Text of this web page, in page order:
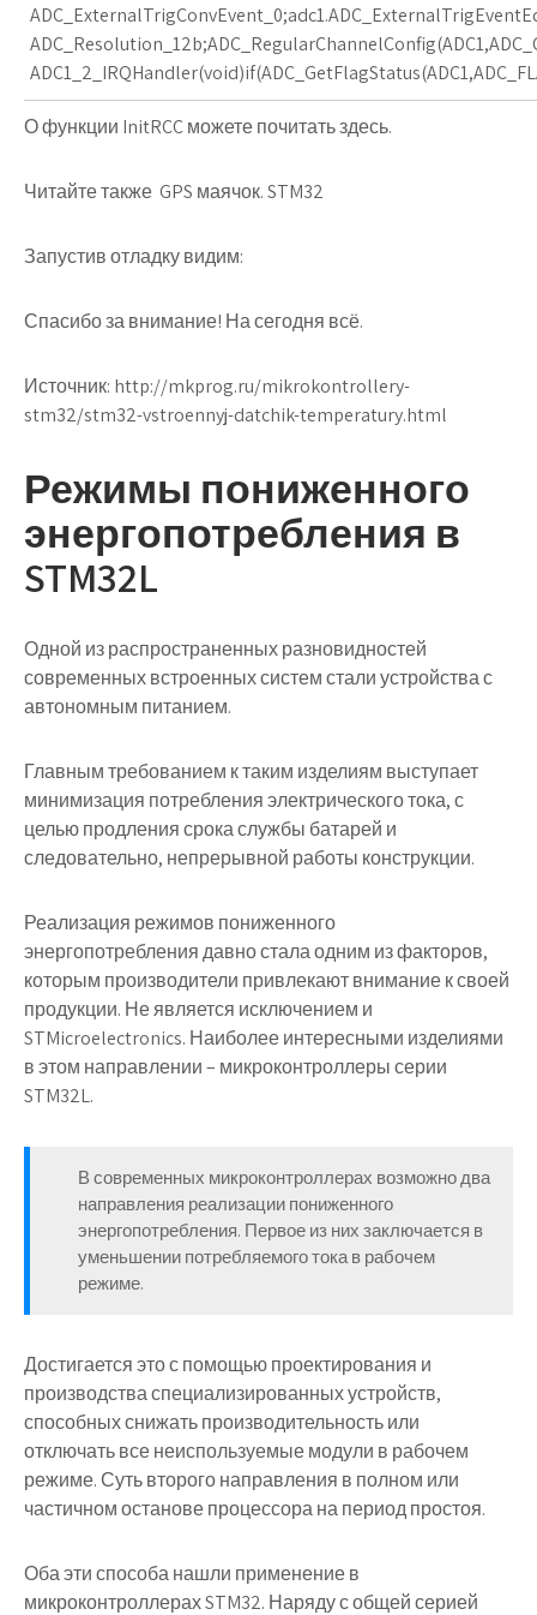
О функции InitRCC можете почитать здесь.
Читайте также GPS маячок. STM32
Запустив отладку видим:
Спасибо за внимание! На сегодня всё.
Источник: http://mkprog.ru/mikrokontrollery-
stm32/stm32-vstroennyj-datchik-temperatury.html
Режимы пониженного
энергопотребления в
STM32L
Одной из распространенных разновидностей
современных встроенных систем стали устройства с
автономным питанием.
Главным требованием к таким изделиям выступает
минимизация потребления электрического тока, с
целью продления срока службы батарей и
следовательно, непрерывной работы конструкции.
Реализация режимов пониженного
энергопотребления давно стала одним из факторов,
которым производители привлекают внимание к своей
продукции. Не является исключением и
STMicroelectronics. Наиболее интересными изделиями
в этом направлении – микроконтроллеры серии
STM32L.
В современных микроконтроллерах возможно два
направления реализации пониженного
энергопотребления. Первое из них заключается в
уменьшении потребляемого тока в рабочем
режиме.
Достигается это с помощью проектирования и
производства специализированных устройств,
способных снижать производительность или
отключать все неиспользуемые модули в рабочем
режиме. Суть второго направления в полном или
частичном останове процессора на период простоя.
Оба эти способа нашли применение в
микроконтроллерах STM32. Наряду с общей серией